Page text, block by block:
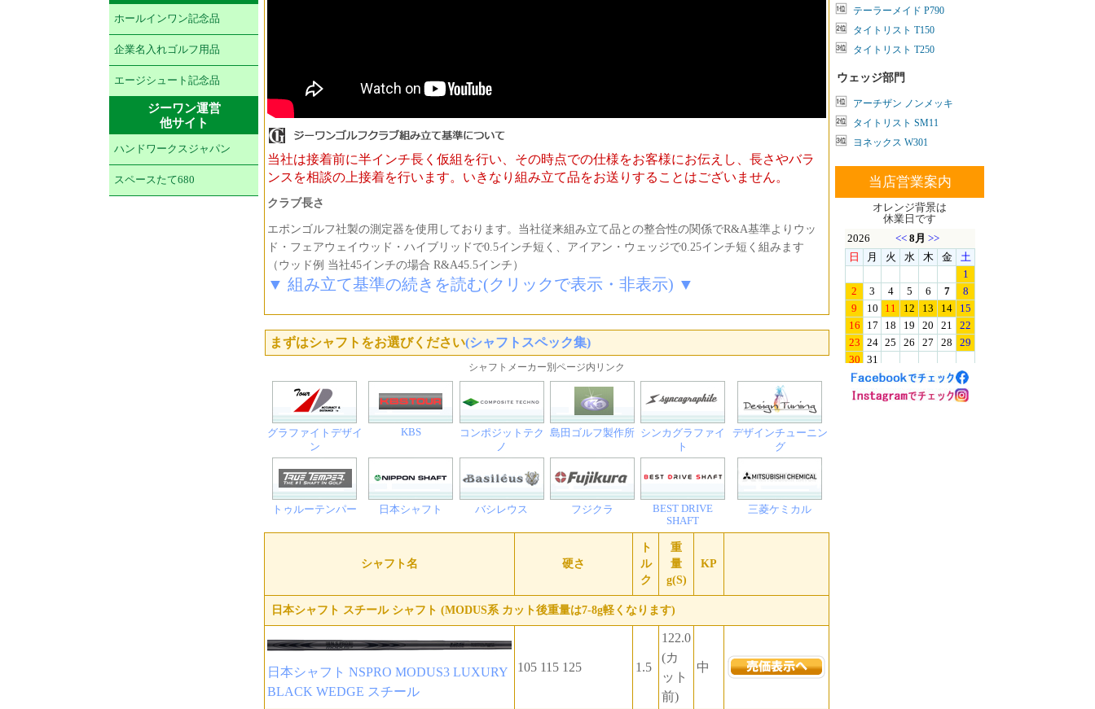
ホールインワン記念品
企業名入れゴルフ用品
エージシュート記念品
ジーワン運営
他サイト
ハンドワークスジャパン
スペースたて680
当社は接着前に半インチ長く仮組を行い、その時点での仕様をお客様にお伝えし、長さやバラ
ンスを相談の上接着を行います。いきなり組み立て品をお送りすることはございません。
クラブ長さ
エポンゴルフ社製の測定器を使用しております。当社従来組み立て品との整合性の関係でR&A基準よりウッ
ド・フェアウェイウッド・ハイブリッドで0.5インチ短く、アイアン・ウェッジで0.25インチ短く組みます
（ウッド例 当社45インチの場合 R&A45.5インチ）
▼ 組み立て基準の続きを読む(クリックで表示・非表示) ▼
まずはシャフトをお選びください(シャフトスペック集)
シャフトメーカー別ページ内リンク
グラファイトデザイ
ン
KBS
コンポジットテク
ノ
島田ゴルフ製作所 シンカグラファイ
ト
デザインチューニン
グ
トゥルーテンパー 日本シャフト バシレウス フジクラ
BEST DRIVE
SHAFT
三菱ケミカル
シャフト名 硬さ
ト
ル
ク
重
量
g(S)
KP
日本シャフト スチール シャフト (MODUS系 カット後重量は7-8g軽くなります)
日本シャフト NSPRO MODUS3 LUXURY
BLACK WEDGE スチール
105 115 125 1.5
122.0
(カ
ット
前)
中
テーラーメイド P790
タイトリスト T150
タイトリスト T250
ウェッジ部門
アーチザン ノンメッキ
タイトリスト SM11
ヨネックス W301
当店営業案内
オレンジ背景は
休業日です